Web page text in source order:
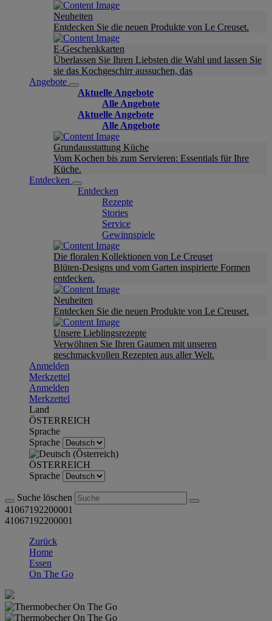
Neuheiten
Entdecken Sie die neuen Produkte von Le Creuset.
E-Geschenkkarten
Überlassen Sie Ihren Liebsten die Wahl und lassen Sie
sie das Kochgeschirr aussuchen, das
Angebote
Aktuelle Angebote
Alle Angebote
Aktuelle Angebote
Alle Angebote
Grundausstattung Küche
Vom Kochen bis zum Servieren: Essentials für Ihre
Küche.
Entdecken
Entdecken
Rezepte
Stories
Service
Gewinnspiele
Die floralen Kollektionen von Le Creuset
Blüten-Designs und vom Garten inspirierte Formen
entdecken.
Neuheiten
Entdecken Sie die neuen Produkte von Le Creuset.
Unsere Lieblingsrezepte
Verwöhnen Sie Ihren Gaumen mit unseren
geschmackvollen Rezepten aus aller Welt.
Anmelden
Merkzettel
Anmelden
Merkzettel
Land
ÖSTERREICH
Sprache
Sprache
ÖSTERREICH
Sprache
Suche löschen
41067192200001
41067192200001
Zurück
Home
Essen
On The Go